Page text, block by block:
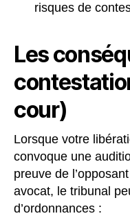
risques de
Les
cour)
Lorsque votre
convoque une
preuve de
avocat, le tribunal
d’ordonnances :